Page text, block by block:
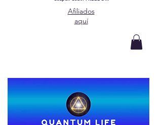
Afiliados
aquí